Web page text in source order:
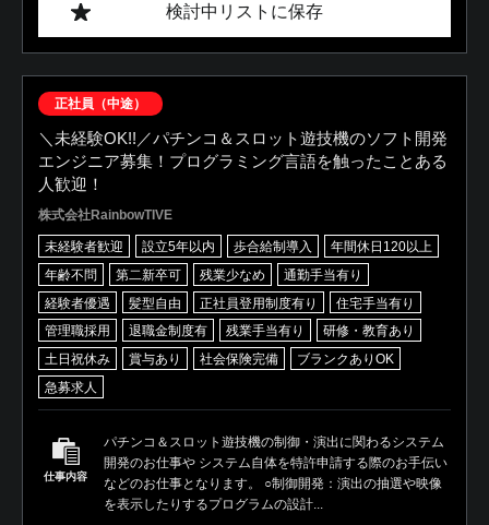
検討中リストに保存
正社員（中途）
＼未経験OK!!／パチンコ＆スロット遊技機のソフト開発
エンジニア募集！プログラミング言語を触ったことある
人歓迎！
株式会社RainbowTIVE
未経験者歓迎 設立5年以内 歩合給制導入
年間休日120以上
年齢不問
第二新卒可 残業少なめ
通勤手当有り
経験者優遇
髪型自由 正社員登用制度有り
住宅手当有り
管理職採用
退職金制度有 残業手当有り
研修・教育あり
土日祝休み
賞与あり 社会保険完備
ブランクありOK
急募求人
仕事内容
パチンコ＆スロット遊技機の制御・演出に関わるシステム
開発のお仕事や システム自体を特許申請する際のお手伝い
などのお仕事となります。 ○制御開発：演出の抽選や映像
を表示したりするプログラムの設計...